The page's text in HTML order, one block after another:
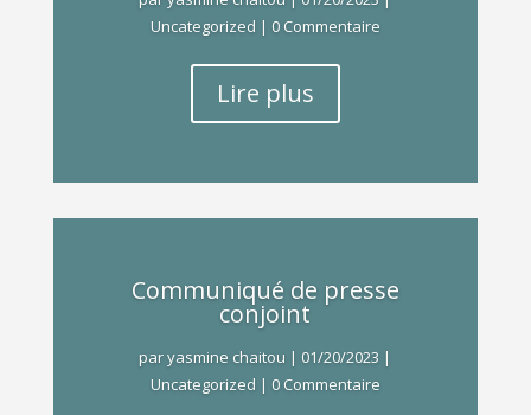
Uncategorized | 0 Commentaire
Lire plus
Communiqué de presse
conjoint
paryasmine chaitou | 01/20/2023 |
Uncategorized | 0 Commentaire